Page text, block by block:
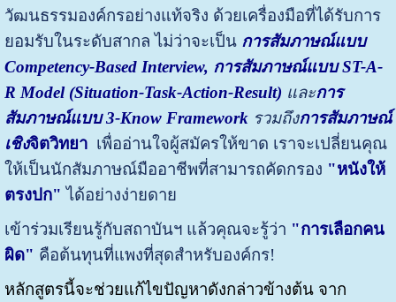
วัฒนธรรมองค์กรอย่างแท้จริง ด้วยเครื่องมือที่ได้รับการ
ยอมรับในระดับสากล ไม่ว่าจะเป็น การสัมภาษณ์แบบ
Competency-Based Interview, การสัมภาษณ์แบบST-A-
R Model (Situation-Task-Action-Result) และการ
สัมภาษณ์แบบ3-Know Framework รวมถึงการสัมภาษณ์
เชิงจิตวิทยา เพื่ออ่านใจผู้สมัครให้ขาด เราจะเปลี่ยนคุณ
ให้เป็นนักสัมภาษณ์มืออาชีพที่สามารถคัดกรอง "หนังให้
ตรงปก" ได้อย่างง่ายดาย
เข้าร่วมเรียนรู้กับสถาบันฯ แล้วคุณจะรู้ว่า "การเลือกคน
ผิด" คือต้นทุนที่แพงที่สุดสำหรับองค์กร!
หลักสูตรนี้จะช่วยแก้ไขปัญหาดังกล่าวข้างต้น จาก